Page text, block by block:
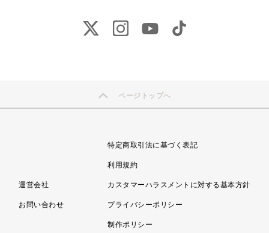
ページトップへ
運営会社
お問い合わせ
特定商取引法に基づく表記
利用規約
カスタマーハラスメントに対する基本方針
プライバシーポリシー
制作ポリシー